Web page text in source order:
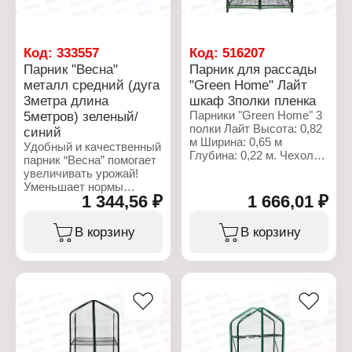
Количество дуг: 8 дуг
Длина дуги: 2 м
Материал каркаса:
стальная труба
Материал укрывного
материала: спанбонд с
УФ
Длина парника: 7 м
Диаметр трубы: 9 мм
Плотность укрывного
материала: 60 г/кв.м
Высота парника: 0,75 м
Код: 333557
Парник "Весна"
металл средний (дуга
3метра длина
5метров) зеленый/
синий
Удобный и качественный
парник “Весна” помогает
увеличивать урожай!
Уменьшает нормы
полива. Создает
благоприятный климат.
Продлевает период
вегетации. Защищает от
Металлические ПВХ
дуги. Длина парника 5
1 344,56 ₽
В корзину
Код:516207
Парник для рассады
"Green Home" Лайт
шкаф 3полки пленка
Парники "Green Home" 3
полки Лайт Высота: 0,82
м Ширина: 0,65 м
Глубина: 0,22 м. Чехол
Сетчатая полка.
Упаковка: коробка.
Характеристики:
Весна
Линейка: Green Home
рассады
Модель: "Лайт"
Вид товара: шкаф
1 666,01 ₽
В корзину